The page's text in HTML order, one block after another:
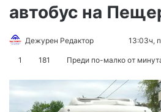
автобус на
Дежурен Редактор
Send13:03ч,
1 181 Преди по-малко от